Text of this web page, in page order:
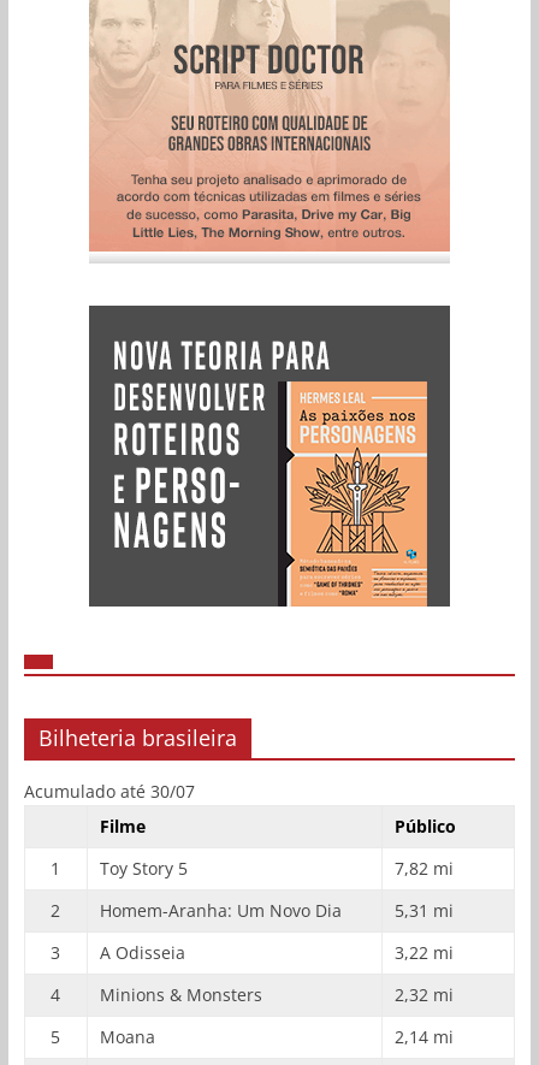
Bilheteria brasileira
Acumulado até 30/07
Filme
Público
1
Toy Story 5
7,82 mi
2
Homem-Aranha: Um Novo Dia
5,31 mi
3
A Odisseia
3,22 mi
4
Minions & Monsters
2,32 mi
5
Moana
2,14 mi